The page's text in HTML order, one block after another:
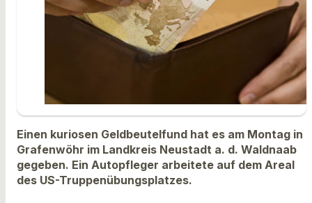
Einen kuriosen Geldbeutelfund hat es am Montag in
Grafenwöhr im Landkreis Neustadt a. d. Waldnaab
gegeben. Ein Autopfleger arbeitete auf dem Areal
des US-Truppenübungsplatzes.